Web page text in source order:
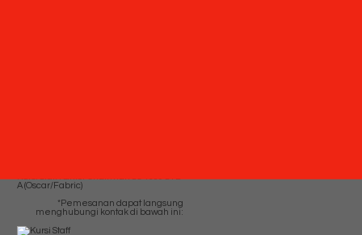
Kursi Staff Kantor Chairman SC 1609 STD
A (Oscar/Fabric)
*Pemesanan dapat langsung
menghubungi kontak di bawah ini: